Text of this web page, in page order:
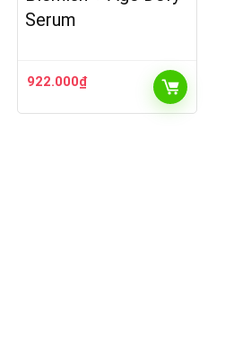
Serum
922.000₫